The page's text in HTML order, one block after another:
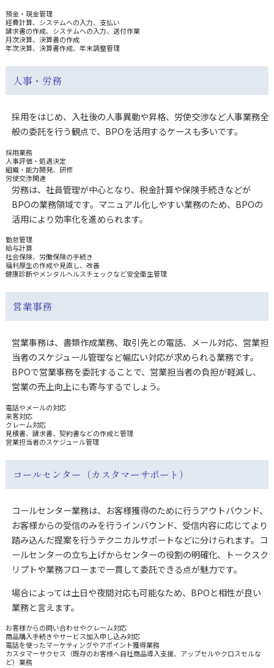
預金・現金管理
経費計算、システムへの入力、支払い
請求書の作成、システムへの入力、送付作業
月次決算、決算書の作成
年次決算、決算書作成、年末調整管理
人事・労務
採用をはじめ、入社後の人事異動や昇格、労使交渉など人事業務全
般の委託を行う観点で、BPOを活用するケースも多いです。
採用業務
人事評価・処遇決定
組織・能力開発、研修
労使交渉関連
労務は、社員管理が中心となり、税金計算や保険手続きなどが
BPOの業務領域です。マニュアル化しやすい業務のため、BPOの
活用により効率化を進められます。
勤怠管理
給与計算
社会保険、労働保険の手続き
福利厚生の作成や見直し、改善
健康診断やメンタルヘルスチェックなど安全衛生管理
営業事務
営業事務は、書類作成業務、取引先との電話、メール対応、営業担
当者のスケジュール管理など幅広い対応が求められる業務です。
BPOで営業事務を委託することで、営業担当者の負担が軽減し、
営業の売上向上にも寄与するでしょう。
電話やメールの対応
来客対応
クレーム対応
見積書、請求書、契約書などの作成と管理
営業担当者のスケジュール管理
コールセンター（カスタマーサポート）
コールセンター業務は、お客様獲得のために行うアウトバウンド、
お客様からの受信のみを行うインバウンド、受信内容に応じてより
踏み込んだ提案を行うテクニカルサポートなどに分けられます。コ
ールセンターの立ち上げからセンターの役割の明確化、トークスク
リプトや業務フローまで一貫して委託できる点が魅力です。
場合によっては土日や夜間対応も可能なため、BPOと相性が良い
業務と言えます。
お客様からの問い合わせやクレーム対応
商品購入手続きやサービス加入申し込み対応
電話を使ったマーケティングやアポイント獲得業務
カスタマーサクセス（既存のお客様へ自社商品導入支援、アップセルやクロスセルな
ど）業務